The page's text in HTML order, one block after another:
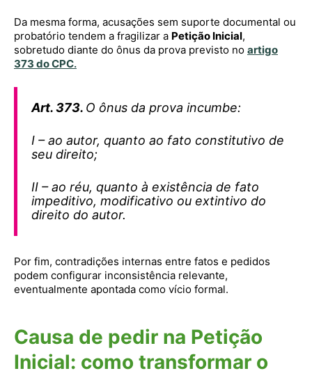
Da mesma forma, acusações sem suporte documental ou
probatório tendem a fragilizar a Petição Inicial,
sobretudo diante do ônus da prova previsto no artigo
373 do CPC.
Art. 373. O ônus da prova incumbe:
I – ao autor, quanto ao fato constitutivo de
seu direito;
II – ao réu, quanto à existência de fato
impeditivo, modificativo ou extintivo do
direito do autor.
Por fim, contradições internas entre fatos e pedidos
podem configurar inconsistência relevante,
eventualmente apontada como vício formal.
Causa de pedir na Petição
Inicial: como transformar o